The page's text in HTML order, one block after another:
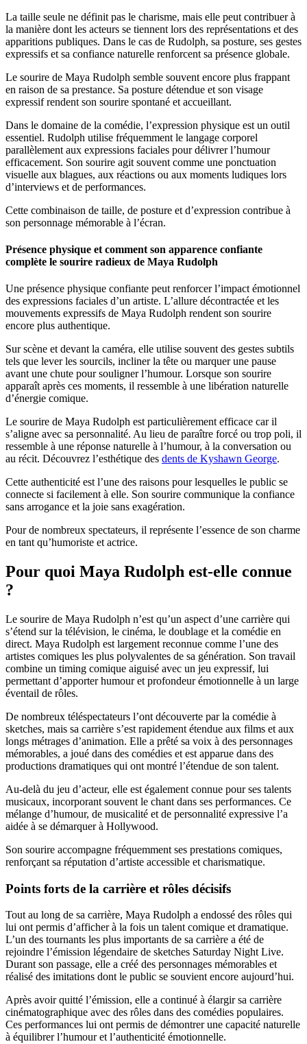
La taille seule ne définit pas le charisme, mais elle peut contribuer à
la manière dont les acteurs se tiennent lors des représentations et des
apparitions publiques. Dans le cas de Rudolph, sa posture, ses gestes
expressifs et sa confiance naturelle renforcent sa présence globale.
Le sourire de Maya Rudolph semble souvent encore plus frappant
en raison de sa prestance. Sa posture détendue et son visage
expressif rendent son sourire spontané et accueillant.
Dans le domaine de la comédie, l’expression physique est un outil
essentiel. Rudolph utilise fréquemment le langage corporel
parallèlement aux expressions faciales pour délivrer l’humour
efficacement. Son sourire agit souvent comme une ponctuation
visuelle aux blagues, aux réactions ou aux moments ludiques lors
d’interviews et de performances.
Cette combinaison de taille, de posture et d’expression contribue à
son personnage mémorable à l’écran.
Présence physique et comment son apparence confiante
complète le sourire radieux de Maya Rudolph
Une présence physique confiante peut renforcer l’impact émotionnel
des expressions faciales d’un artiste. L’allure décontractée et les
mouvements expressifs de Maya Rudolph rendent son sourire
encore plus authentique.
Sur scène et devant la caméra, elle utilise souvent des gestes subtils
tels que lever les sourcils, incliner la tête ou marquer une pause
avant une chute pour souligner l’humour. Lorsque son sourire
apparaît après ces moments, il ressemble à une libération naturelle
d’énergie comique.
Le sourire de Maya Rudolph est particulièrement efficace car il
s’aligne avec sa personnalité. Au lieu de paraître forcé ou trop poli, il
ressemble à une réponse naturelle à l’humour, à la conversation ou
au récit. Découvrez l’esthétique des dents de Kyshawn George.
Cette authenticité est l’une des raisons pour lesquelles le public se
connecte si facilement à elle. Son sourire communique la confiance
sans arrogance et la joie sans exagération.
Pour de nombreux spectateurs, il représente l’essence de son charme
en tant qu’humoriste et actrice.
Pour quoi Maya Rudolph est-elle connue
?
Le sourire de Maya Rudolph n’est qu’un aspect d’une carrière qui
s’étend sur la télévision, le cinéma, le doublage et la comédie en
direct. Maya Rudolph est largement reconnue comme l’une des
artistes comiques les plus polyvalentes de sa génération. Son travail
combine un timing comique aiguisé avec un jeu expressif, lui
permettant d’apporter humour et profondeur émotionnelle à un large
éventail de rôles.
De nombreux téléspectateurs l’ont découverte par la comédie à
sketches, mais sa carrière s’est rapidement étendue aux films et aux
longs métrages d’animation. Elle a prêté sa voix à des personnages
mémorables, a joué dans des comédies et est apparue dans des
productions dramatiques qui ont montré l’étendue de son talent.
Au-delà du jeu d’acteur, elle est également connue pour ses talents
musicaux, incorporant souvent le chant dans ses performances. Ce
mélange d’humour, de musicalité et de personnalité expressive l’a
aidée à se démarquer à Hollywood.
Son sourire accompagne fréquemment ses prestations comiques,
renforçant sa réputation d’artiste accessible et charismatique.
Points forts de la carrière et rôles décisifs
Tout au long de sa carrière, Maya Rudolph a endossé des rôles qui
lui ont permis d’afficher à la fois un talent comique et dramatique.
L’un des tournants les plus importants de sa carrière a été de
rejoindre l’émission légendaire de sketches Saturday Night Live.
Durant son passage, elle a créé des personnages mémorables et
réalisé des imitations dont le public se souvient encore aujourd’hui.
Après avoir quitté l’émission, elle a continué à élargir sa carrière
cinématographique avec des rôles dans des comédies populaires.
Ces performances lui ont permis de démontrer une capacité naturelle
à équilibrer l’humour et l’authenticité émotionnelle.